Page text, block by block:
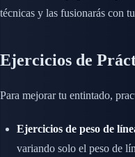
técnicas y las fusionarás con
Ejercicios de
Para mejorar tu entintado,
Ejercicios de peso de
variando solo el peso de